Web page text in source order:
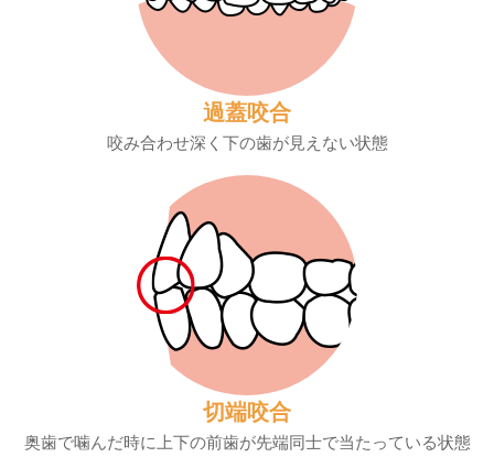
過蓋咬合
咬み合わせ深く下の歯が見えない状態
切端咬合
奥歯で噛んだ時に上下の前歯が先端同士で当たっている状態